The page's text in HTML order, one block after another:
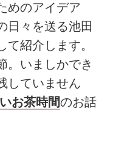
めのアイデア
日々を送る池田
て紹介します。
。いましかでき
していません
お茶時間のお話